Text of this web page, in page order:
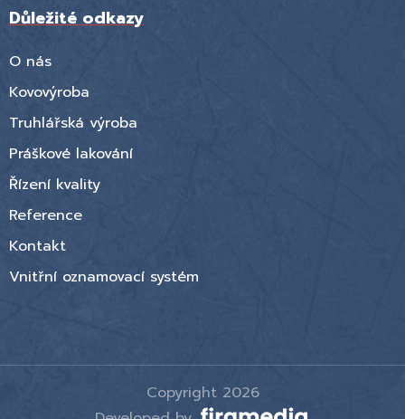
Důležité odkazy
O nás
Kovovýroba
Truhlářská výroba
Práškové lakování
Řízení kvality
Reference
Kontakt
Vnitřní oznamovací systém
Copyright 2026